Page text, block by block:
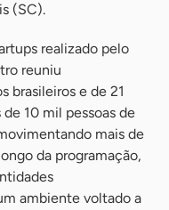
(SC).
realizado pelo
reuniu
brasileiros e de 21
10 mil pessoas de
mais de
da programação,
ambiente voltado a